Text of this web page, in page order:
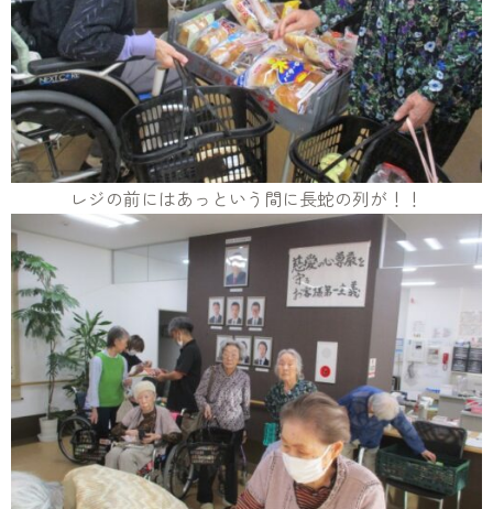
レジの前にはあっという間に長蛇の列が！！